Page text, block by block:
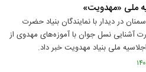
ملی «مهدویت»
در دیدار با نمایندگان بنیاد حضرت
آشنایی نسل جوان با آموزه‌های مهدوی از
ملی بنیاد مهدویت خبر داد.